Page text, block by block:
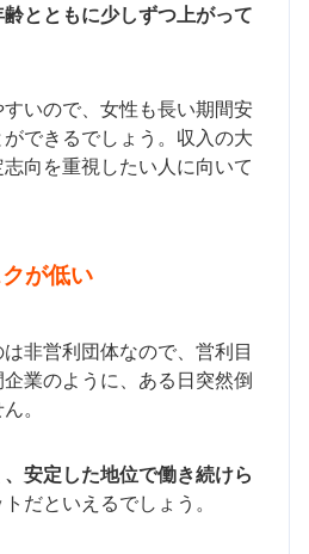
とともに少しずつ上がって
いので、女性も長い期間安
できるでしょう。収入の大
向を重視したい人に向いて
が低い
非営利団体なので、営利目
業のように、ある日突然倒
。
安定した地位で働き続けら
だといえるでしょう。